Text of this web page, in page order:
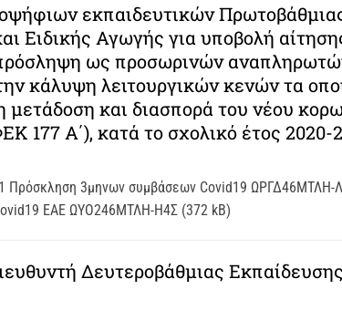
εκπαιδευτικών
Ειδικής Αγωγής για υποβολή
ως προσωρινών
κάλυψη λειτουργικών κενών τα
μετάδοση και διασπορά του νέου
177 Α΄), κατά το σχολικό έτος 2020-
Πρόσκληση 3μηνων συμβάσεων Covid19 ΩΡΓΔ46ΜΤΛΗ-
ΕΑΕ ΩΥΟ246ΜΤΛΗ-Η4Σ (372 kB)
Δευτεροβάθμιας Εκπαίδευσης